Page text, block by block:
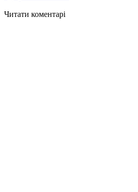
Читати коментарі